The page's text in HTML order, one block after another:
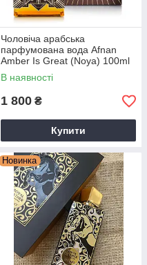
Чоловіча арабська
парфумована вода Afnan
Amber Is Great (Noya) 100ml
В наявності
1 800 ₴
Купити
Новинка